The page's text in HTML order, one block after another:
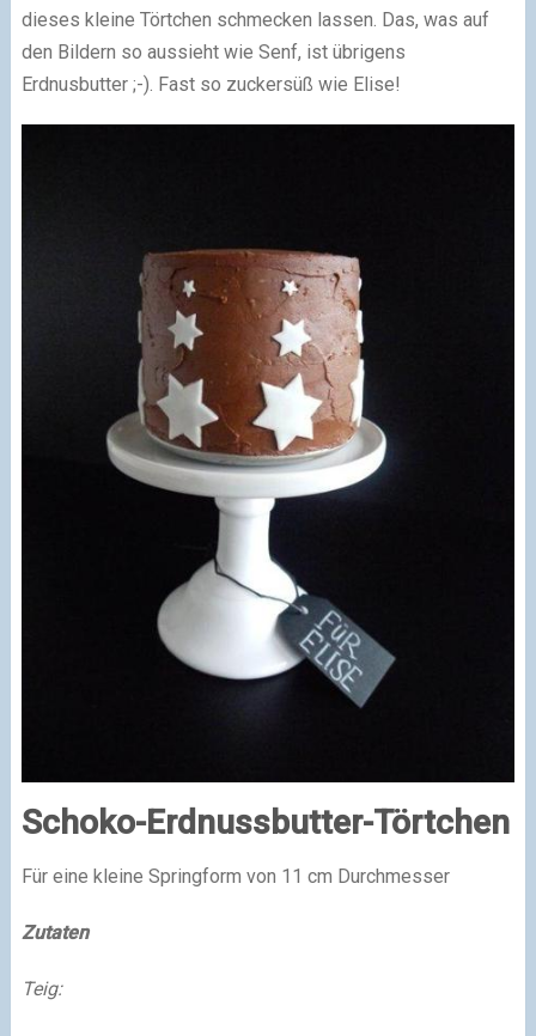
dieses kleine Törtchen schmecken lassen. Das, was auf
den Bildern so aussieht wie Senf, ist übrigens
Erdnusbutter ;-). Fast so zuckersüß wie Elise!
Schoko-Erdnussbutter-Törtchen
Für eine kleine Springform von 11 cm Durchmesser
Zutaten
Teig: